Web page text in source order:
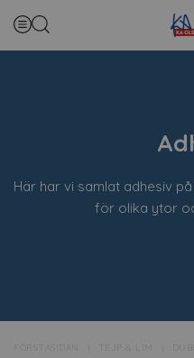
Här har vi samlat adhesiv
för olika ytor
FÖRSTASIDAN TEJP & LIM